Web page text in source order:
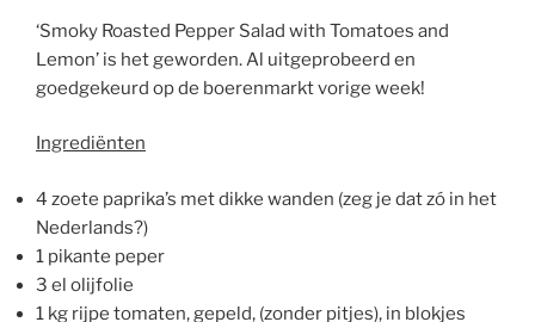
‘Smoky Roasted Pepper Salad with Tomatoes and
Lemon’ is het geworden. Al uitgeprobeerd en
goedgekeurd op de boerenmarkt vorige week!
Ingrediënten
4 zoete paprika’s met dikke wanden (zeg je dat zó in het
Nederlands?)
1 pikante peper
3 el olijfolie
1 kg rijpe tomaten, gepeld, (zonder pitjes), in blokjes